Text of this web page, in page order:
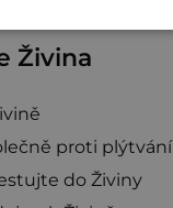
Živina
proti plýtvání
do Živiny